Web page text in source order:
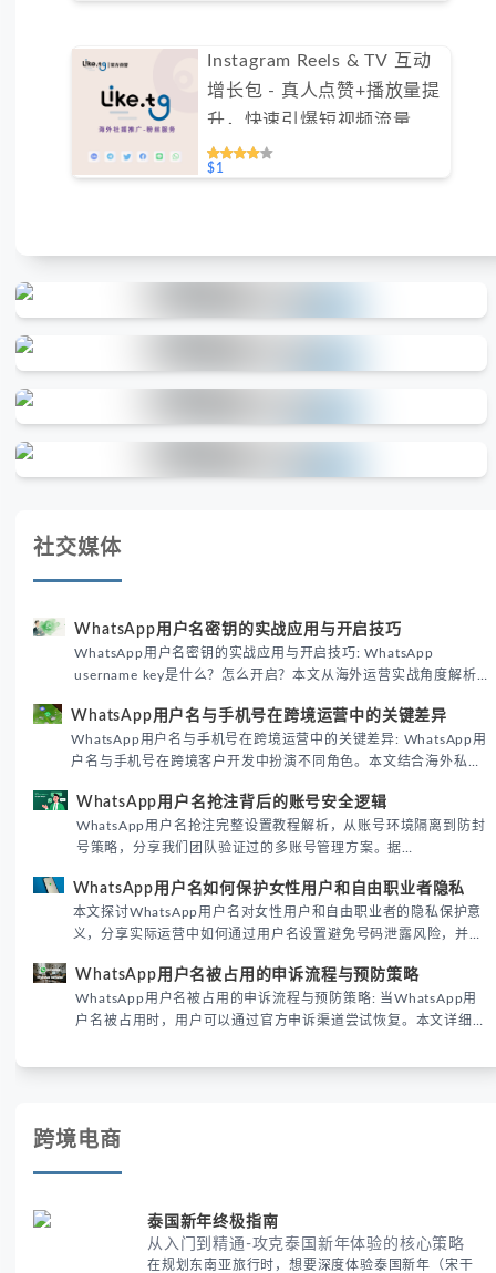
Instagram Reels & TV 互动
增长包 - 真人点赞+播放量提
升，快速引爆短视频流量
（不支持免费测试）
$1
社交媒体
WhatsApp用户名密钥的实战应用与开启技巧
WhatsApp用户名密钥的实战应用与开启技巧: WhatsApp
username key是什么？怎么开启？本文从海外运营实战角度解析
境团队高效触达目标客户。
WhatsApp用户名与手机号在跨境运营中的关键差异
WhatsApp用户名与手机号在跨境运营中的关键差异: WhatsApp用
户名与手机号在跨境客户开发中扮演不同角色。本文结合海外私域
际差异，帮助团队优化WhatsApp营销策略。
WhatsApp用户名抢注背后的账号安全逻辑
WhatsApp用户名抢注完整设置教程解析，从账号环境隔离到防封
号策略，分享我们团队验证过的多账号管理方案。据
性直接影响转化率。
WhatsApp用户名如何保护女性用户和自由职业者隐私
本文探讨WhatsApp用户名对女性用户和自由职业者的隐私保护意
义，分享实际运营中如何通过用户名设置避免号码泄露风险，并提
已成为全球数字沟通的首要考量。
WhatsApp用户名被占用的申诉流程与预防策略
WhatsApp用户名被占用的申诉流程与预防策略: 当WhatsApp用
户名被占用时，用户可以通过官方申诉渠道尝试恢复。本文详细解
账号安全。
跨境电商
泰国新年终极指南
从入门到精通-攻克泰国新年体验的核心策略
在规划东南亚旅行时，想要深度体验泰国新年（宋干